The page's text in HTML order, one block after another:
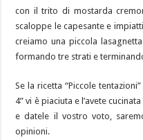
con il trito di mostarda
scaloppe le capesante e
creiamo una piccola
formando tre strati e
Se la ricetta “Piccole
4” vi è piaciuta e l’avete
e datele il vostro voto,
opinioni.